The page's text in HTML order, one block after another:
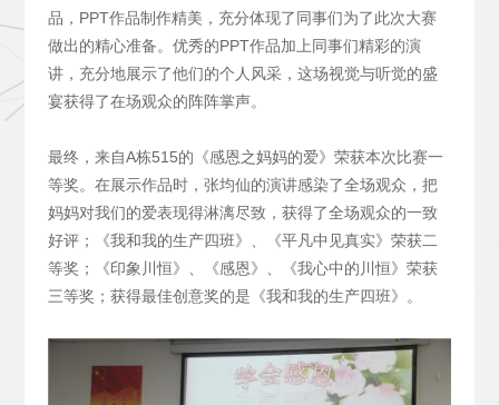
品，PPT作品制作精美，充分体现了同事们为了此次大赛
做出的精心准备。优秀的PPT作品加上同事们精彩的演
讲，充分地展示了他们的个人风采，这场视觉与听觉的盛
宴获得了在场观众的阵阵掌声。
最终，来自A栋515的《感恩之妈妈的爱》荣获本次比赛一
等奖。在展示作品时，张均仙的演讲感染了全场观众，把
妈妈对我们的爱表现得淋漓尽致，获得了全场观众的一致
好评；《我和我的生产四班》、《平凡中见真实》荣获二
等奖；《印象川恒》、《感恩》、《我心中的川恒》荣获
三等奖；获得最佳创意奖的是《我和我的生产四班》。